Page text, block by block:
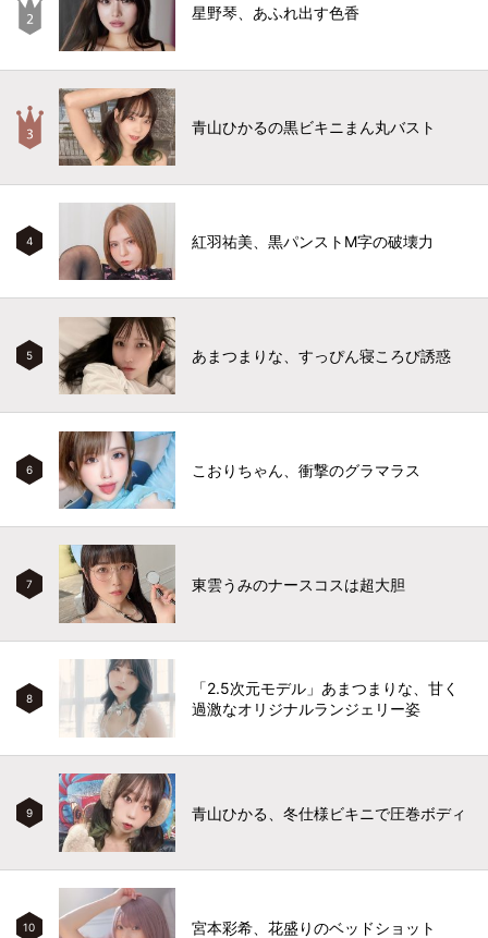
星野琴、あふれ出す色香
青山ひかるの黒ビキニまん丸バスト
4 紅羽祐美、黒パンストM字の破壊力
5 あまつまりな、すっぴん寝ころび誘惑
6 こおりちゃん、衝撃のグラマラス
7 東雲うみのナースコスは超大胆
8
「2.5次元モデル」あまつまりな、甘く
過激なオリジナルランジェリー姿
9 青山ひかる、冬仕様ビキニで圧巻ボディ
10 宮本彩希、花盛りのベッドショット